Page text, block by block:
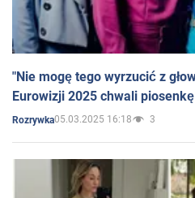
"Nie mogę tego wyrzucić z
Eurowizji 2025 chwali
Rozrywka05.03.2025 16:18 3